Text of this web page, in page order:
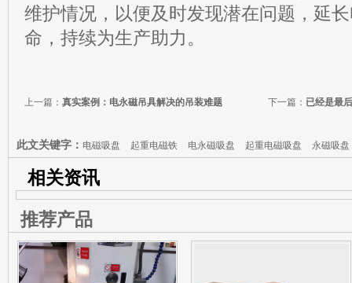
维护情况，以便及时发现潜在问题，延
命，持续为生产助力。
下一篇： 已经是最
上一篇： 真实案例：电永磁吊具解决的吊装难题
此文关键字： 电磁吸盘 起重电磁铁 电永磁吸盘 起重电磁吸盘 永磁吸盘
相关资讯
推荐产品